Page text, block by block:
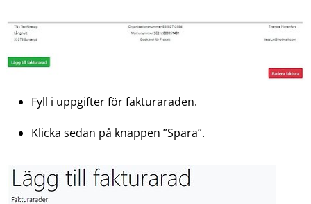
Fyll i uppgifter för fakturaraden.
Klicka sedan på knappen ”Spara”.